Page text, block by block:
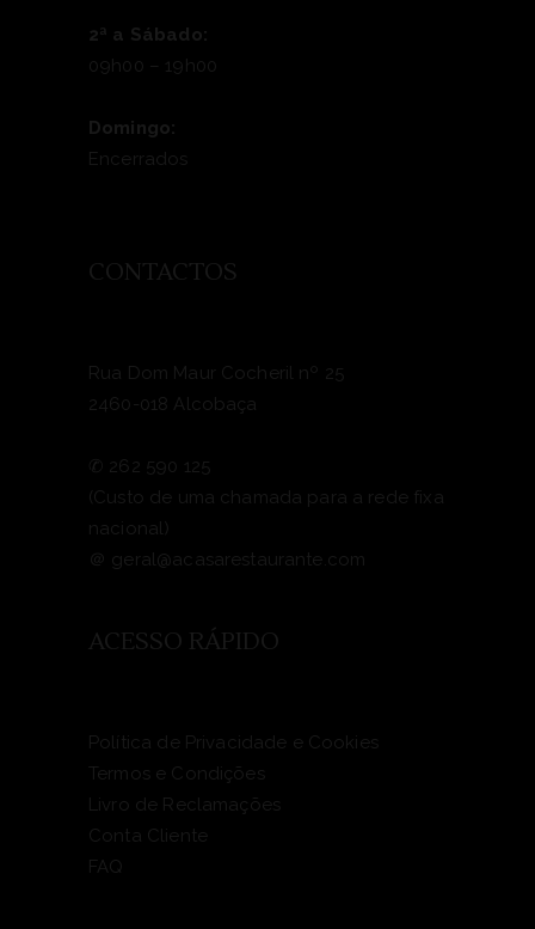
2ª a Sábado:
09h00 – 19h00
Domingo:
Encerrados
CONTACTOS
Rua Dom Maur Cocheril nº 25
2460-018 Alcobaça
✆ 262 590 125
(Custo de uma chamada para a rede fixa
nacional)
＠ geral@acasarestaurante.com
ACESSO RÁPIDO
Política de Privacidade e Cookies
Termos e Condições
Livro de Reclamações
Conta Cliente
FAQ